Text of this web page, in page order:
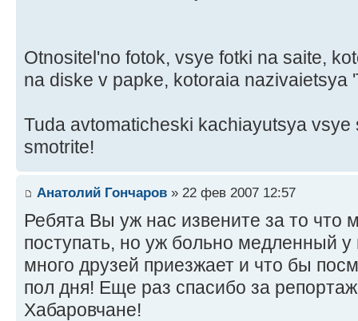
Otnositel'no fotok, vsye fotki na saite,
na diske v papke, kotoraia nazivaietsya
Tuda avtomaticheski kachiayutsya vsye
smotrite!
Анатолий Гончаров » 22 фев 2007 12:57
Ребята Вы уж нас извените за то что
поступать, но уж больно медленный
много друзей приезжает и что бы
пол дня! Еще раз спасибо за
Хабаровчане!